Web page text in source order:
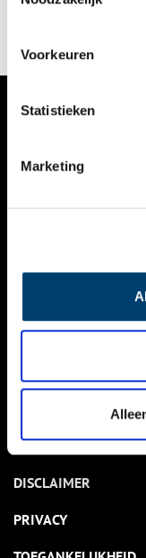
Voorkeuren
Statistieken
Marketing
een zandstraalmachine.
NIEUWS
KALENDER
ACTIVITEITEN
NIEUWSBRIEF
DISCLAIMER
PRIVACY